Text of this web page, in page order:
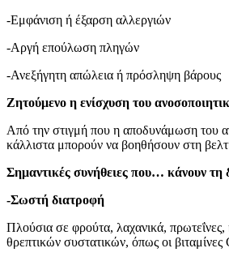
-Εμφάνιση ή έξαρση αλλεργιών
-Αργή επούλωση πληγών
-Ανεξήγητη απώλεια ή πρόσληψη βάρους
Ζητούμενο η ενίσχυση του
Από την στιγμή που η αποδυνάμωση του
κάλλιστα μπορούν να βοηθήσουν στη
Σημαντικές συνήθειες που… κάνουν τη
-Σωστή διατροφή
Πλούσια σε φρούτα, λαχανικά,
θρεπτικών συστατικών, όπως οι